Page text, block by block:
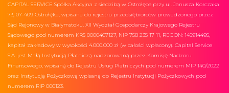
CAPITAL SERVICE Spółka Akcyjna z siedzibą w Ostrołęce przy ul. Janusza Korczaka
73, 07-409 Ostrołęka, wpisana do rejestru przedsiębiorców prowadzonego przez
Sąd Rejonowy w Białymstoku, XII Wydział Gospodarczy Krajowego Rejestru
Sądowego pod numerem KRS 0000407127, NIP 758 235 17 11, REGON: 145914495,
kapitał zakładowy w wysokości 4.000.000 zł (w całości wpłacony). Capital Service
S.A. jest Małą Instytucją Płatniczą nadzorowaną przez Komisję Nadzoru
Finansowego, wpisaną do Rejestru Usług Płatniczych pod numerem MIP 140/2022
oraz Instytucją Pożyczkową wpisaną do Rejestru Instytucji Pożyczkowych pod
numerem RIP 000123.